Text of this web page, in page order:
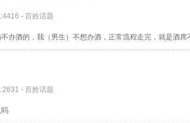
- 百姓话题
办酒的，我（男生）不想办酒，正常流程走完，就是酒席
- 百姓话题